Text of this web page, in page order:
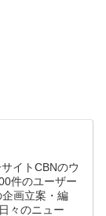
イトCBNのウ
件のユーザー
画立案・編
々のニュー